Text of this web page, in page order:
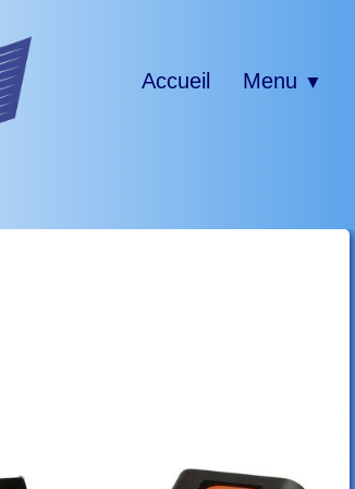
Accueil Menu ▼